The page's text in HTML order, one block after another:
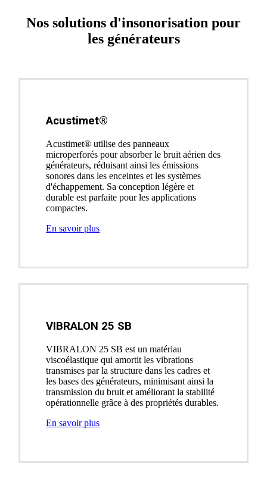
Nos solutions d'insonorisation pour
les générateurs
Acustimet®
Acustimet® utilise des panneaux
microperforés pour absorber le bruit aérien des
générateurs, réduisant ainsi les émissions
sonores dans les enceintes et les systèmes
d'échappement. Sa conception légère et
durable est parfaite pour les applications
compactes.
En savoir plus
VIBRALON 25 SB
VIBRALON 25 SB est un matériau
viscoélastique qui amortit les vibrations
transmises par la structure dans les cadres et
les bases des générateurs, minimisant ainsi la
transmission du bruit et améliorant la stabilité
opérationnelle grâce à des propriétés durables.
En savoir plus